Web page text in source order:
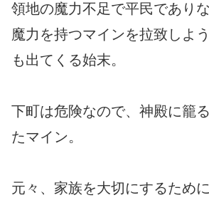
領地の魔力不足で平民であり
魔力を持つマインを拉致しよ
も出てくる始末。
下町は危険なので、神殿に籠
たマイン。
元々、家族を大切にするため